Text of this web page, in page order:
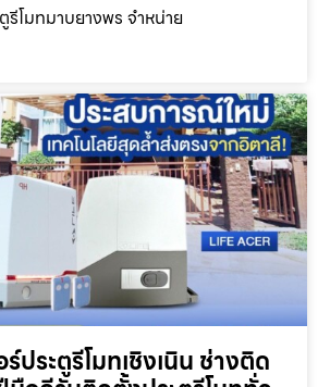
รีโมทมาบยางพร จำหน่าย
ประตูรีโมทเชิงเนิน ช่างติด